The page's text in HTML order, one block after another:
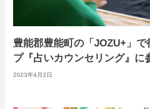
豊能郡豊能町の「JOZU+」
プ『占いカウンセリング』に
2023年4月2日